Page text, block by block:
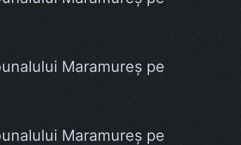
Maramureș pe
Maramureș pe